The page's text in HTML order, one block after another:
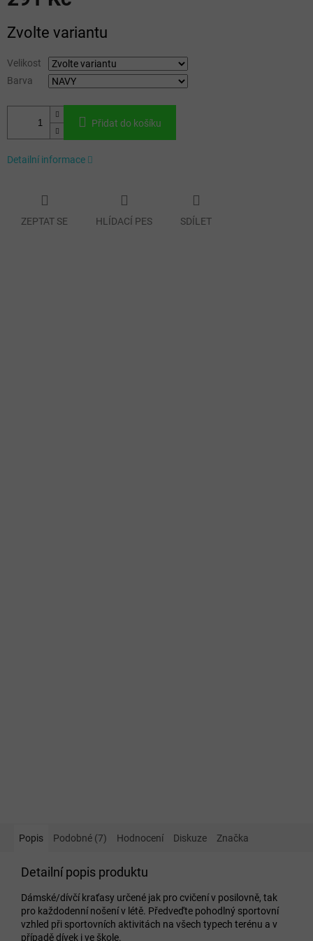
cena:
Zvolte variantu
Velikost
Barva
Přidat do košíku
Detailní informace
ZEPTAT SE HLÍDACÍ PES SDÍLET
Popis Podobné (7) Hodnocení Diskuze Značka
Detailní popis produktu
Dámské/dívčí kraťasy určené jak pro cvičení v posilovně, tak
pro každodenní nošení v létě. Předveďte pohodlný sportovní
vzhled při sportovních aktivitách na všech typech terénu a v
případě dívek i ve škole.